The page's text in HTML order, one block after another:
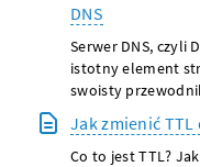
DNS
Serwer DNS, czyli
istotny element
swoisty
Jak zmienić
Co to jest TTL?